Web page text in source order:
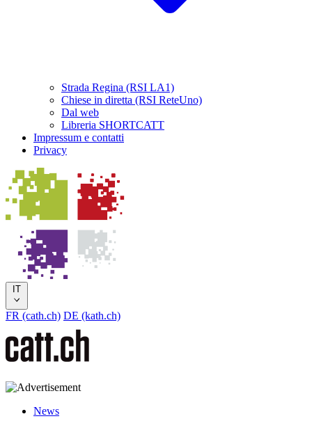
Strada Regina (RSI LA1)
Chiese in diretta (RSI ReteUno)
Dal web
Libreria SHORTCATT
Impressum e contatti
Privacy
IT
FR (cath.ch) DE (kath.ch)
News